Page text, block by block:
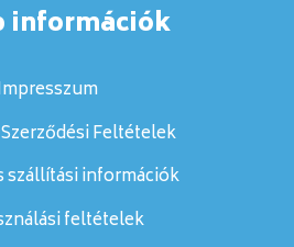
információk
Feltételek
szállítási információk
feltételek